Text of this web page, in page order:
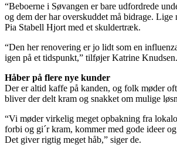
“Beboerne i Søvangen er bare udfordrede
og dem der har overskuddet må bidrage. Lige
Pia Stabell Hjort med et skuldertræk.
“Den her renovering er jo lidt som en
igen på et tidspunkt,” tilføjer Katrine Knudsen.
Håber på flere nye kunder
Der er altid kaffe på kanden, og folk møder
bliver der delt kram og snakket om mulige
“Vi møder virkelig meget opbakning fra
forbi og gi´r kram, kommer med gode ideer
Det giver rigtig meget håb,” siger de.